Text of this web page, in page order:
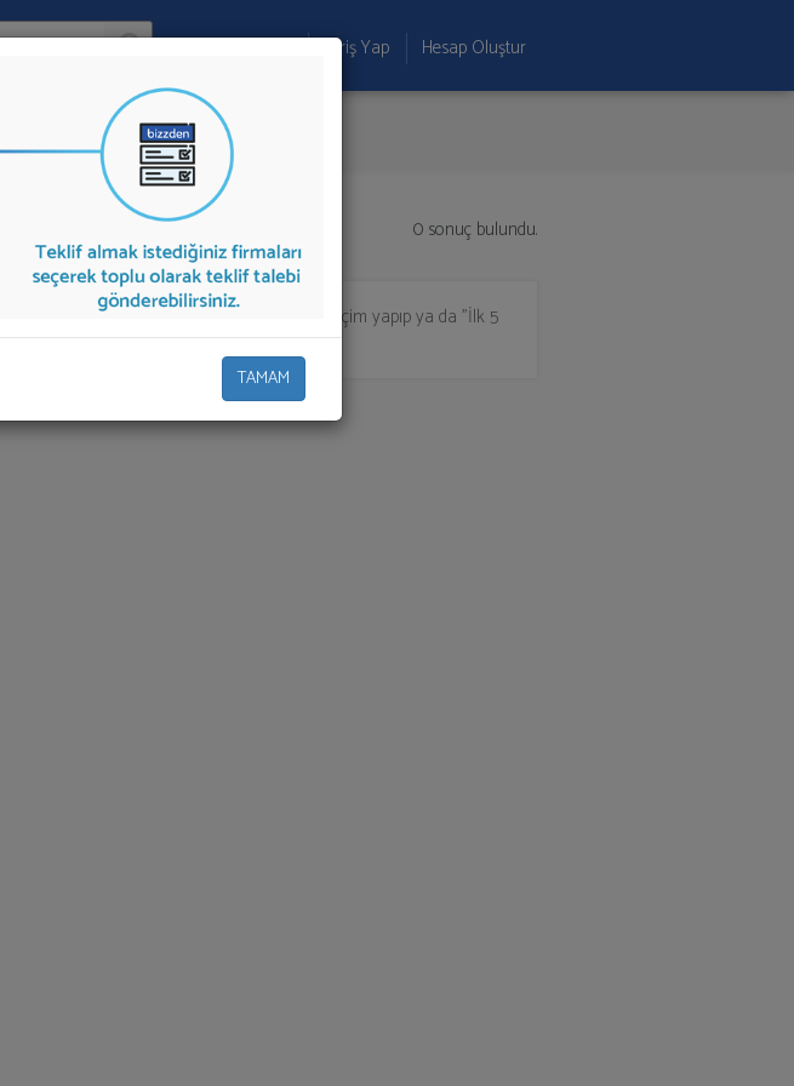
TAMAM
Firma Ekle Giriş Yap Hesap Oluştur
0 sonuç bulundu.
Merkezi Hizmeti 2teklifi almak için listeden seçim yapıp ya da "İlk 5